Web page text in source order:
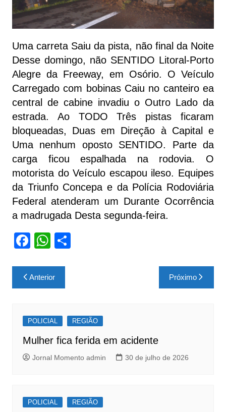
Uma carreta Saiu da pista, não final da Noite
Desse domingo, não SENTIDO Litoral-Porto
Alegre da Freeway, em Osório. O Veículo
Carregado com bobinas Caiu no canteiro ea
central de cabine invadiu o Outro Lado da
estrada. Ao TODO Três pistas ficaram
bloqueadas, Duas em Direção à Capital e
Uma nenhum oposto SENTIDO. Parte da
carga ficou espalhada na rodovia. O
motorista do Veículo escapou ileso. Equipes
da Triunfo Concepa e da Polícia Rodoviária
Federal atenderam um Durante Ocorrência
a madrugada Desta segunda-feira.
F
c
e
o
o
k
W
at
s
p
p
S
Navegação
de
Anterior Próximo
POLICIAL REGIÃO
Mulher fica ferida em acidente
Jornal Momento admin 30 de julho de 2026
POLICIAL REGIÃO